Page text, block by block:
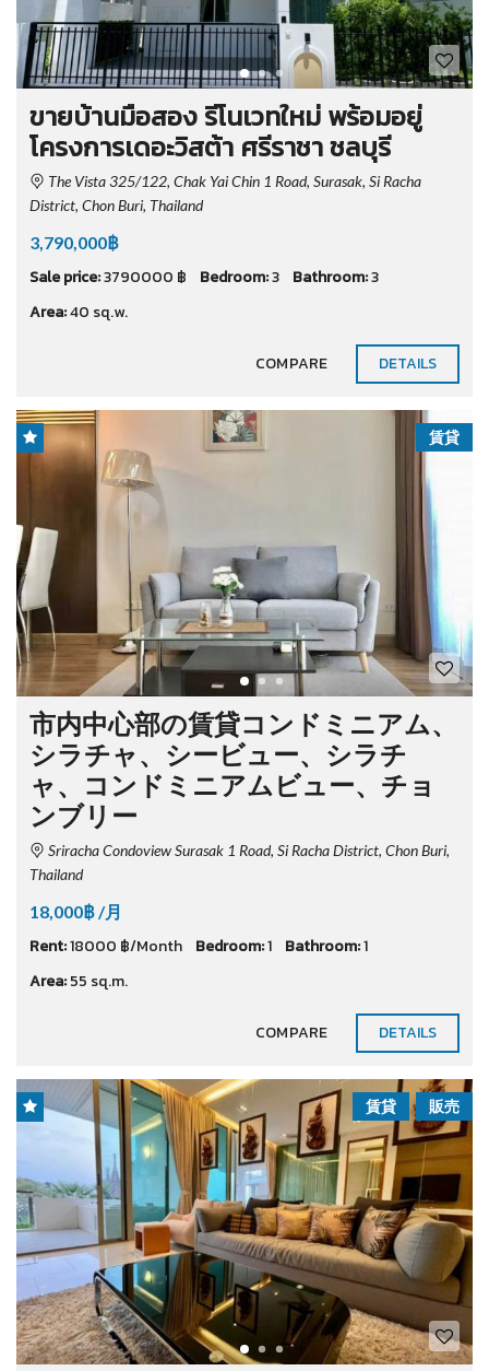
ขายบ้านมือสอง รีโนเวทใหม่ พร้อมอยู่
โครงการเดอะวิสต้า ศรีราชา ชลบุรี
The Vista 325/122, Chak Yai Chin 1 Road, Surasak, Si Racha
District, Chon Buri, Thailand
3,790,000฿
Sale price:3790000 ฿ Bedroom:3 Bathroom:3
Area:40 sq.w.
COMPARE DETAILS
賃貸
市内中心部の賃貸コンドミニアム、
シラチャ、シービュー、シラチ
ャ、コンドミニアムビュー、チョ
ンブリー
Sriracha Condoview Surasak 1 Road, Si Racha District, Chon Buri,
Thailand
18,000฿ /月
Rent:18000 ฿/Month Bedroom:1 Bathroom:1
Area:55 sq.m.
COMPARE DETAILS
販売
賃貸